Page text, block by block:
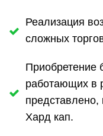
Реализация
сложных
Приобретение
работающих в
представлено,
Хард кап.